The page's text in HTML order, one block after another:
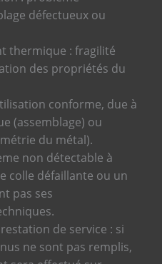
défectueux ou
thermique : fragilité
des propriétés du
conforme, due à
(assemblage) ou
du métal).
non détectable à
colle défaillante ou un
pas ses
de service : si
ne sont pas remplis,